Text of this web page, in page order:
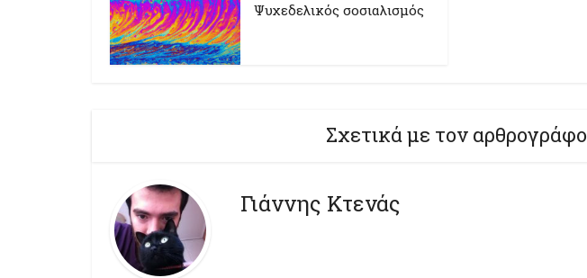
Ψυχεδελικός σοσιαλισμός
Σχετικά με τον αρθρογράφο
Γιάννης Κτενάς